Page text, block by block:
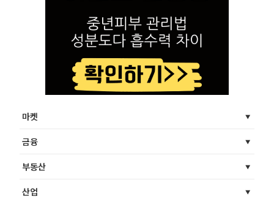
마켓
금융
부동산
산업